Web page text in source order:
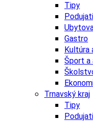
Tipy
Gastro
Kultúra
Šport a
Trnavský kraj
Tipy